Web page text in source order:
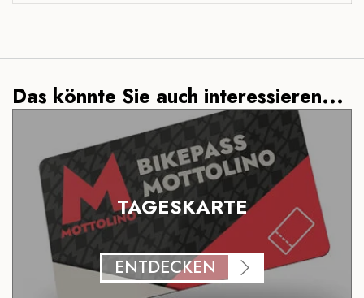
Das könnte Sie auch interessieren...
TAGESKARTE
ENTDECKEN